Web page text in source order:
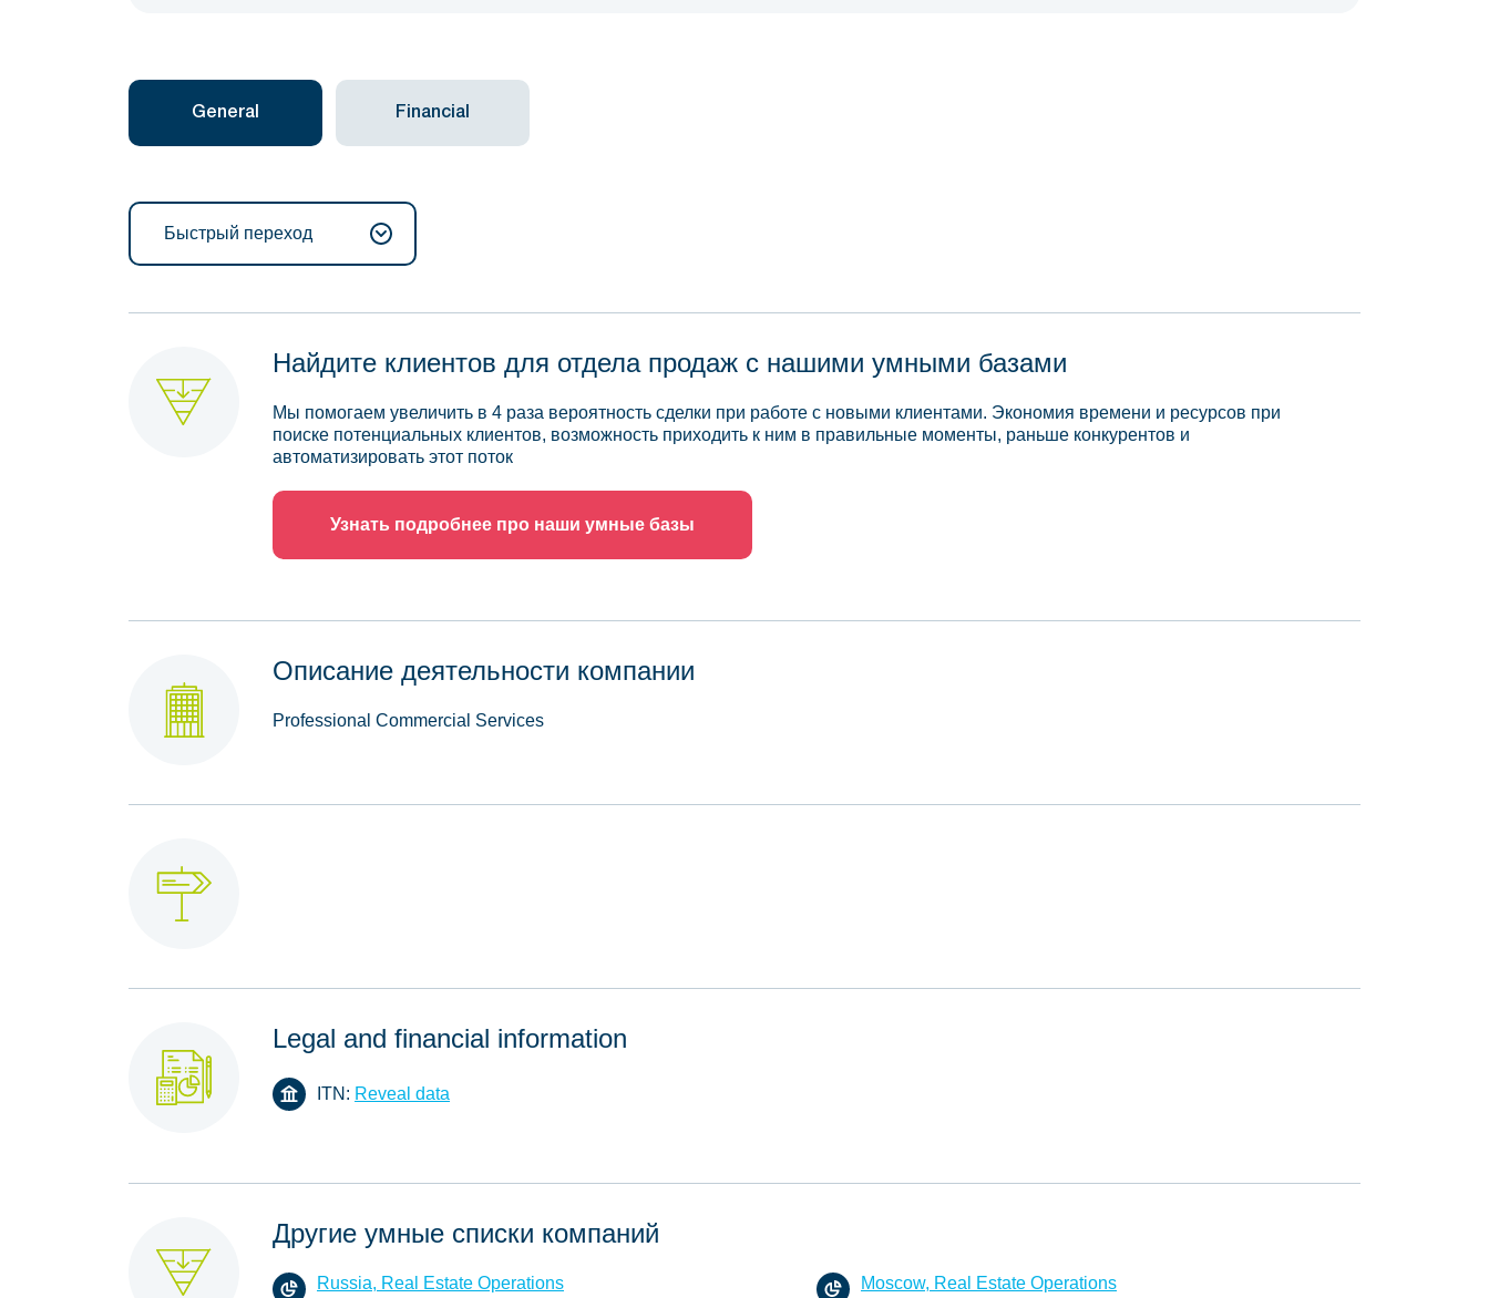
General Financial
Быстрый переход
Найдите клиентов для отдела продаж с нашими умными базами
Мы помогаем увеличить в 4 раза вероятность сделки при работе с новыми клиентами. Экономия времени и ресурсов при
поиске потенциальных клиентов, возможность приходить к ним в правильные моменты, раньше конкурентов и
автоматизировать этот поток
Узнать подробнее про наши умные базы
Описание деятельности компании
Professional Commercial Services
Legal and financial information
ITN: Reveal data
Другие умные списки компаний
Russia, Real Estate Operations Moscow, Real Estate Operations